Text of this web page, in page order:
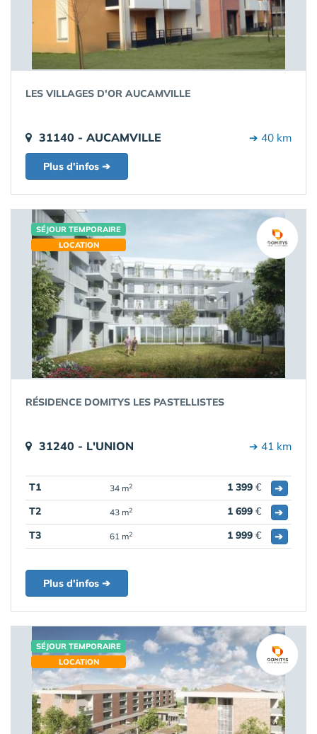
LES VILLAGES D'OR AUCAMVILLE
31140 - AUCAMVILLE ➔ 40 km
Plus d'infos ➔
SÉJOUR TEMPORAIRE
LOCATION
RÉSIDENCE DOMITYS LES PASTELLISTES
31240 - L'UNION ➔ 41 km
T1 34 m2 1 399 €
➔
T2
43 m2 1 699 €
➔
T3
61 m2 1 999 € ➔
Plus d'infos ➔
SÉJOUR TEMPORAIRE
LOCATION